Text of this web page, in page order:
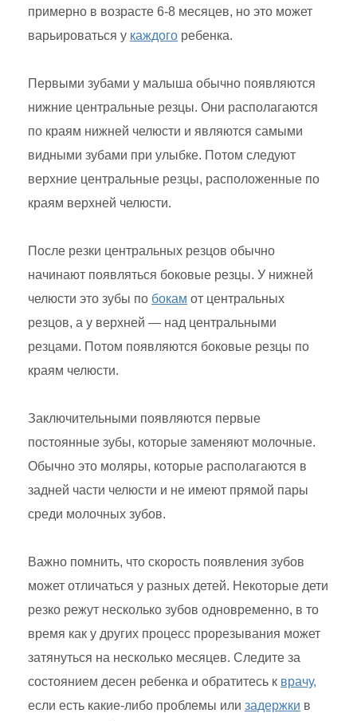
примерно в возрасте 6-8 месяцев, но это может
варьироваться у каждого ребенка.
Первыми зубами у малыша обычно появляются
нижние центральные резцы. Они располагаются
по краям нижней челюсти и являются самыми
видными зубами при улыбке. Потом следуют
верхние центральные резцы, расположенные по
краям верхней челюсти.
После резки центральных резцов обычно
начинают появляться боковые резцы. У нижней
челюсти это зубы по бокам от центральных
резцов, а у верхней — над центральными
резцами. Потом появляются боковые резцы по
краям челюсти.
Заключительными появляются первые
постоянные зубы, которые заменяют молочные.
Обычно это моляры, которые располагаются в
задней части челюсти и не имеют прямой пары
среди молочных зубов.
Важно помнить, что скорость появления зубов
может отличаться у разных детей. Некоторые дети
резко режут несколько зубов одновременно, в то
время как у других процесс прорезывания может
затянуться на несколько месяцев. Следите за
состоянием десен ребенка и обратитесь к врачу,
если есть какие-либо проблемы или задержки в